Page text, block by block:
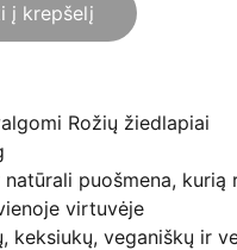
į krepšelį
Rožių žiedlapiai
puošmena, kurią
virtuvėje
keksiukų, veganiškų ir